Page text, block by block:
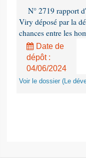
N° 2719 rapport
Viry déposé par la
chances entre les
Date de
dépôt :
04/06/2024
Voir le dossier (Le